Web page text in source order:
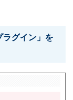
グイン」を